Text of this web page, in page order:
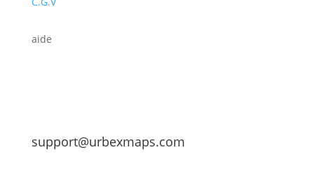
aide
support@urbexmaps.com